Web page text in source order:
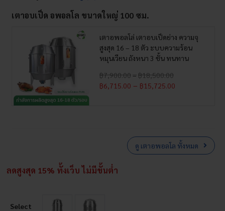
เตาอบเป็ด อพอลโล ขนาดใหญ่ 100 ซม.
เตาอพอลโล่ เตาอบเป็ดย่าง ความจุ
สูงสุด 16 – 18 ตัว ะบบความร้อน
หมุนเวียน ถังหนา 3 ชั้น ทนทาน
฿7,900.00 – ฿18,500.00
range:
฿6,715.00 – ฿15,725.00
ดู เตาอพอลโล ทั้งหมด
ลดสูงสุด 15% ทั้งเว็บ ไม่มีขั้นต่ำ
Select